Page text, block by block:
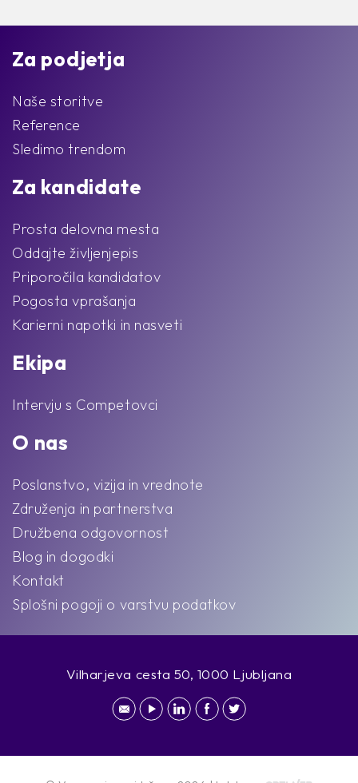
Za podjetja
Naše storitve
Reference
Sledimo trendom
Za kandidate
Prosta delovna mesta
Oddajte življenjepis
Priporočila kandidatov
Pogosta vprašanja
Karierni napotki in nasveti
Ekipa
Intervju s Competovci
O nas
Poslanstvo, vizija in vrednote
Združenja in partnerstva
Družbena odgovornost
Blog in dogodki
Kontakt
Splošni pogoji o varstvu podatkov
Vilharjeva cesta 50, 1000 Ljubljana